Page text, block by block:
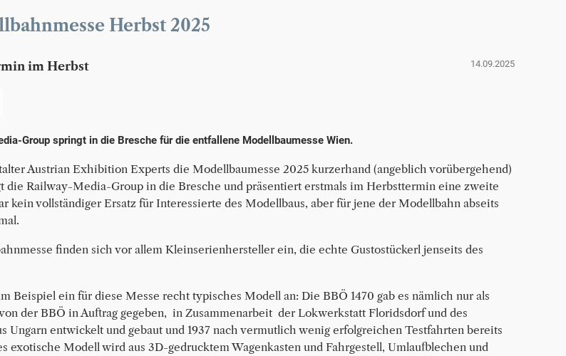
Herbst 2025
14.09.2025
im Herbst
Group springt in die Bresche für die entfallene Modellbaumesse Wien.
Austrian Exhibition Experts die Modellbaumesse 2025 kurzerhand (angeblich vorübergehend)
die Railway-Media-Group in die Bresche und präsentiert erstmals im Herbsttermin eine zweite
kein vollständiger Ersatz für Interessierte des Modellbaus, aber für jene der Modellbahn abseits
finden sich vor allem Kleinserienhersteller ein, die echte Gustostückerl jenseits des
Beispiel ein für diese Messe recht typisches Modell an: Die BBÖ 1470 gab es nämlich nur als
der BBÖ in Auftrag gegeben, in Zusammenarbeit der Lokwerkstatt Floridsdorf und des
Ungarn entwickelt und gebaut und 1937 nach vermutlich wenig erfolgreichen Testfahrten bereits
exotische Modell wird aus 3D-gedrucktem Wagenkasten und Fahrgestell, Umlaufblechen und